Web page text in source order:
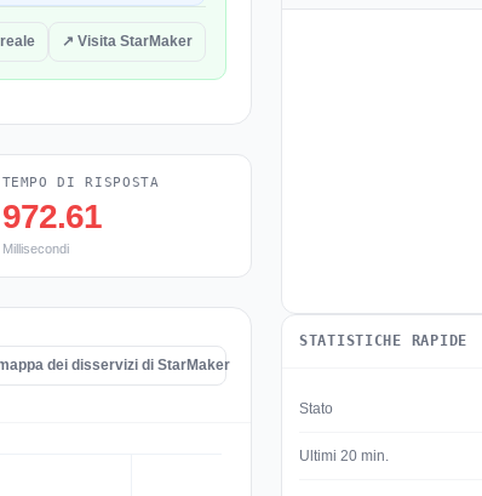
↗ Visita StarMaker
TEMPO DI RISPOSTA
972.61
Millisecondi
dei disservizi di StarMaker
STATISTICHE RAPIDE
Stato
Ultimi 20 min.